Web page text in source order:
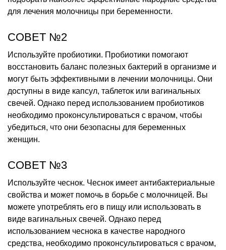
для лечения молочницы при беременности.
СОВЕТ №2
Используйте пробиотики. Пробиотики помогают
восстановить баланс полезных бактерий в организме и
могут быть эффективными в лечении молочницы. Они
доступны в виде капсул, таблеток или вагинальных
свечей. Однако перед использованием пробиотиков
необходимо проконсультироваться с врачом, чтобы
убедиться, что они безопасны для беременных
женщин.
СОВЕТ №3
Используйте чеснок. Чеснок имеет антибактериальные
свойства и может помочь в борьбе с молочницей. Вы
можете употреблять его в пищу или использовать в
виде вагинальных свечей. Однако перед
использованием чеснока в качестве народного
средства, необходимо проконсультироваться с врачом,